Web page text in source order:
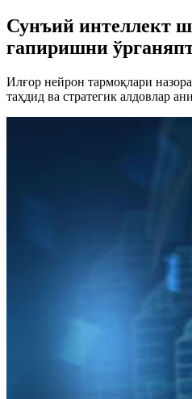
Сунъий интеллект
гапиришни
Илғор нейрон тармоқлари
таҳдид ва стратегик алдовлар